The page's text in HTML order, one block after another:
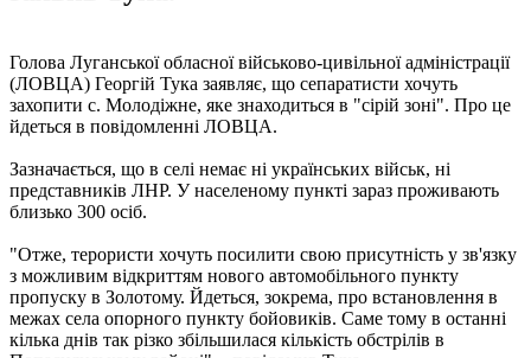
Голова Луганської обласної військово-цивільної адміністрації
(ЛОВЦА) Георгій Тука заявляє, що сепаратисти хочуть
захопити с. Молодіжне, яке знаходиться в "сірій зоні". Про це
йдеться в повідомленні ЛОВЦА.
Зазначається, що в селі немає ні українських військ, ні
представників ЛНР. У населеному пункті зараз проживають
близько 300 осіб.
"Отже, терористи хочуть посилити свою присутність у зв'язку
з можливим відкриттям нового автомобільного пункту
пропуску в Золотому. Йдеться, зокрема, про встановлення в
межах села опорного пункту бойовиків. Саме тому в останні
кілька днів так різко збільшилася кількість обстрілів в